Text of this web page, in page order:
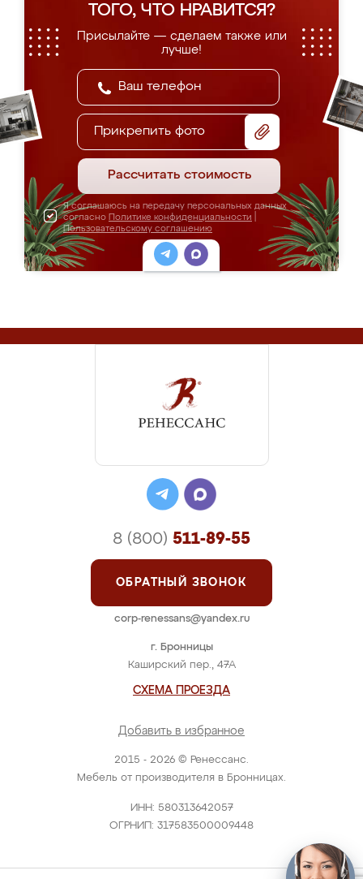
ТОГО, ЧТО НРАВИТСЯ?
Присылайте — сделаем также или
лучше!
Прикрепить фото
Рассчитать стоимость
Я соглашаюсь на передачу персональных данных
согласно Политике конфиденциальности
Пользовательскому соглашению
2015 - 2026 © Ренессанс.
Мебель от производителя в Бронницах.
ИНН: 580313642057
ОГРНИП: 317583500009448
г. Бронницы
Каширский пер., 47А
СХЕМА ПРОЕЗДА
Добавить в избранное
8 (800) 511-89-55
ОБРАТНЫЙ ЗВОНОК
corp-renessans@yandex.ru